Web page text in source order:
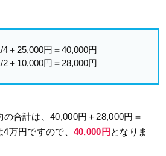
4＋25,000円＝40,000円
＋10,000円＝28,000円
合計は、40,000円＋28,000円＝
万円ですので、 40,000円 となりま